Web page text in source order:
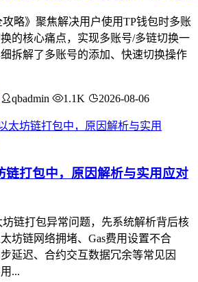
攻略》聚焦解决用户使用TP钱包时多账
的核心痛点，实现多账号/多链切换一
拆解了多账号的添加、快速切换操作
qbadmin 1.1K 2026-08-06
链打包中，原因解析与实用应对
链打包异常问题，先系统解析背后核
坊链网络拥堵、Gas费用设置不合
延迟、合约交互数据冗余等常见因
...